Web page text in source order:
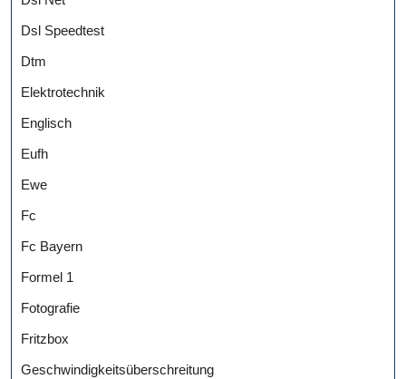
Dsl Speedtest
Dtm
Elektrotechnik
Englisch
Eufh
Ewe
Fc
Fc Bayern
Formel 1
Fotografie
Fritzbox
Geschwindigkeitsüberschreitung